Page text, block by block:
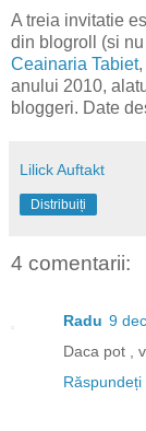
A treia invitatie
din blogroll (si
Ceainaria Tabiet,
anului 2010,
bloggeri. Date
Lilick Auftakt
Distribuiți
4 comentarii:
Radu 9
Daca pot ,
Răspundeți